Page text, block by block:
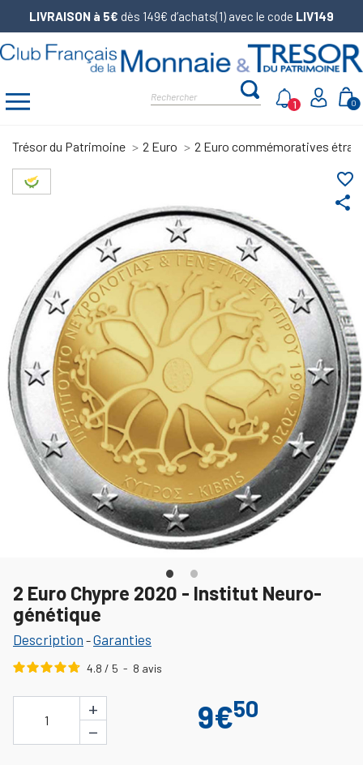
LIVRAISON à 5€ dès 149€ d’achats(1) avec le code LIV149
0
1
Trésor du Patrimoine 2 Euro 2 Euro commémoratives
share
favorite_border
2 Euro Chypre 2020 - Institut Neuro-
génétique
Description -Garanties
4.8 / 5 - 8 avis
1
+
−
9€50